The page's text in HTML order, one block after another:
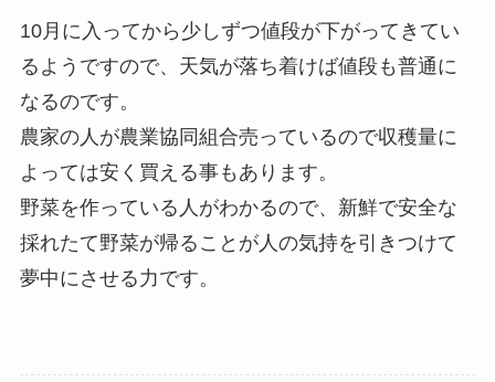
10月に入ってから少しずつ値段が下がってきてい
るようですので、天気が落ち着けば値段も普通に
なるのです。
農家の人が農業協同組合売っているので収穫量に
よっては安く買える事もあります。
野菜を作っている人がわかるので、新鮮で安全な
採れたて野菜が帰ることが人の気持を引きつけて
夢中にさせる力です。